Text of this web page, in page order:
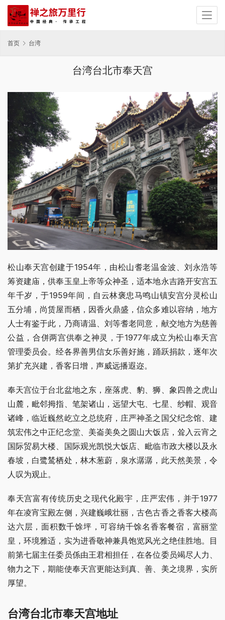
首页 台湾
台湾台北市奉天宫
松山奉天宫创建于1954年，由松山耆老温金波、刘永浩等
筹资建庙，供奉玉皇上帝等众神圣，适本地永吉路开安宫五
年千岁，于1959年间，自云林褒忠马鸣山镇安宫分灵松山
五分埔，尚赁屋而栖，因香火鼎盛，信众多难以容纳，地方
人士有鉴于此，乃商请温、刘等耆老同意，献交地方为慈善
公益，合併两宫供奉之神灵，于1977年成立为松山奉天宫
管理委员会。经各界善男信女乐善好施，踊跃捐款，逐年次
第扩充兴建，香客日增，声威远播遐迩。
奉天宫位于台北盆地之东，座落虎、豹、狮、象四兽之虎山
山麓，毗邻拇指、笔架诸山，远望大屯、七星、纱帽、观音
诸峰，临近巍然屹立之总统府，庄严神圣之国父纪念馆、建
筑宏伟之中正纪念堂、美崙美奂之圆山大饭店，耸入云宵之
国际贸易大楼、国际观光凯悦大饭店、毗临市政大楼以及永
春坡，白鹭鸶栖处，林木葱蔚，泉水潺潺，此天然美景，令
人叹为观止。
奉天宫富有传统历史之现代化殿宇，庄严宏伟，并于1977
年在凌宵宝殿左侧，兴建巍峨壮丽，古色古香之香客大楼高
达六层，面积数千馀坪，可容纳千馀名香客餐宿，富丽堂
皇，环境雅适，实为进香敬神兼具饱览风光之绝佳胜地。目
前第七届主任委员係由王君相担任，在各位委员竭尽人力、
物力之下，期能使奉天宫更能达到真、善、美之境界，实所
厚望。
台湾台北市奉天宫地址